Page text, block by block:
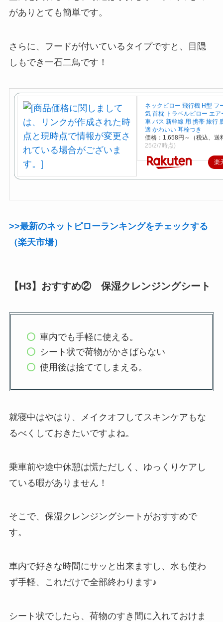
がありとても簡単です。
さらに、フードが付いているタイプですと、目隠
しもでき一石二鳥です！
ネックピロー 飛行機 H型 フ
気 首枕 トラベルピロー エア
車 バス 新幹線 用 携帯 旅行
適 かわいい 耳栓つき
価格：1,658円～（税込、送
25/2/7時点)
楽
>>最新のネットピローランキングをチェックする
（楽天市場）
【H3】おすすめ② 保湿クレンジングシート
車内でも手軽に使える。
シート状で荷物がかさばらない
使用後は捨ててしまえる。
就寝中はやはり、メイクオフしてスキンケアもな
るべくしておきたいですよね。
乗車前や途中休憩は慌ただしく、ゆっくりケアし
ている暇がありません！
そこで、保湿クレンジングシートがおすすめで
す。
車内で好きな時間にサッと出来ますし、水も使わ
ず手軽、これだけで全部終わります♪
シート状でしたら、荷物のすき間に入れておけま